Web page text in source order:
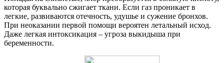
которая буквально сжигает ткани. Если газ проникает в
легкие, развиваются отечность, удушье и сужение бронхов.
При неоказании первой помощи вероятен летальный исход.
Даже легкая интоксикация – угроза выкидыша при
беременности.